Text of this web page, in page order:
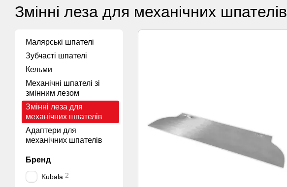
Змінні леза для механічних шпателів
Малярські шпателі
Зубчасті шпателі
Кельми
Механічні шпателі зі
змінним лезом
Змінні леза для
механічних шпателів
Адаптери для
механічних шпателів
Бренд
Kubala 2